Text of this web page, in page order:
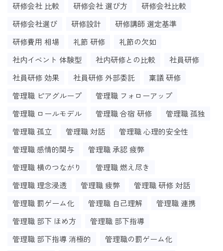
研修会社 比較
研修会社 選び方
研修会社比較
研修会社選び
研修設計
研修講師 選定基準
研修費用 相場
礼節 研修
礼節の欠如
社内イベント 体験型
社内研修との比較
社員研修
社員研修 効果
社員研修 外部委託
稟議 研修
管理職 ピアグループ
管理職 フォローアップ
管理職 ロールモデル
管理職 合宿 研修
管理職 孤独
管理職 孤立
管理職 対話
管理職 心理的安全性
管理職 感情的関与
管理職 承認 疲弊
管理職 横のつながり
管理職 燃え尽き
管理職 理念浸透
管理職 疲弊
管理職 研修 対話
管理職 罰ゲーム化
管理職 自己理解
管理職 連携
管理職 部下 ほめ方
管理職 部下指導
管理職 部下指導 消極的
管理職の罰ゲーム化